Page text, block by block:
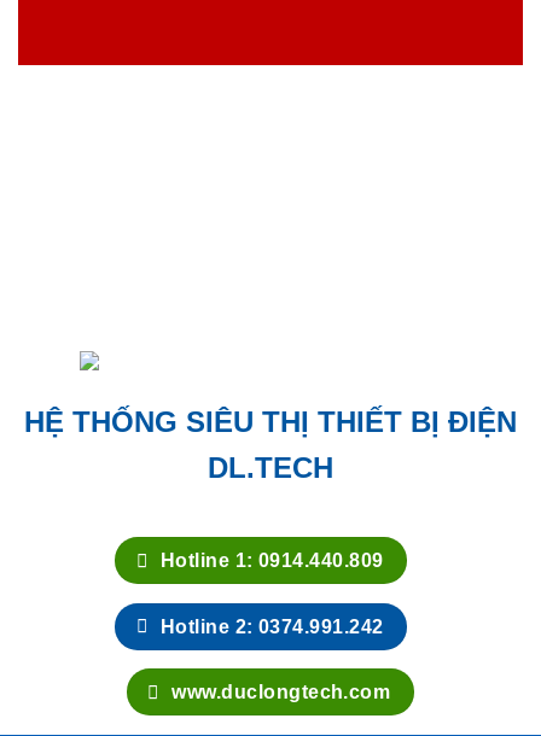
HỆ THỐNG SIÊU THỊ THIẾT BỊ ĐIỆN
DL.TECH
Hotline 1: 0914.440.809
Hotline 2: 0374.991.242
www.duclongtech.com